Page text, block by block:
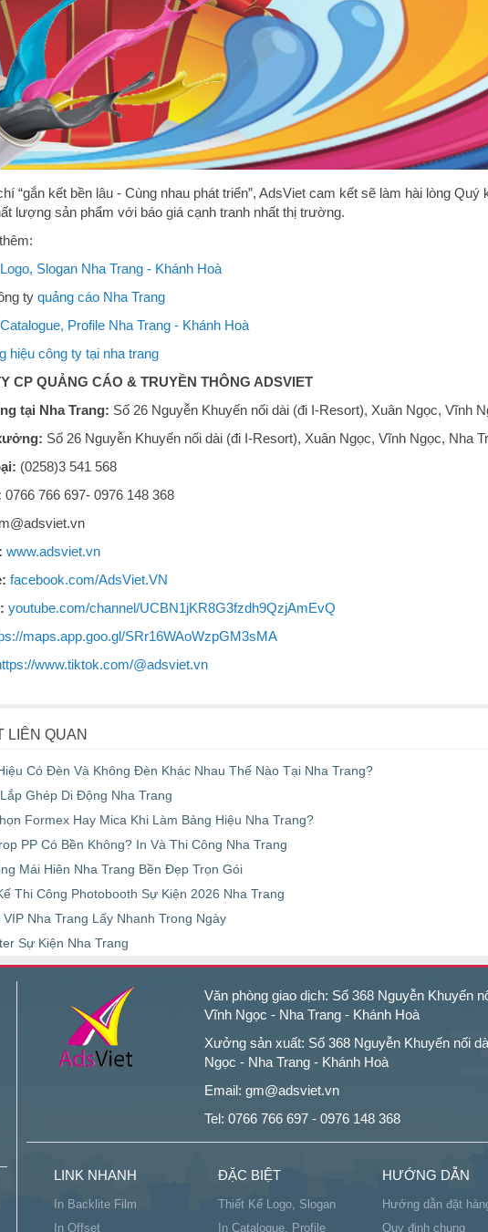
“gắn kết bền lâu - Cùng nhau phát triển”, AdsViet cam kết sẽ làm hài lòng
lượng sản phẩm với báo giá cạnh tranh nhất thị trường.
Slogan Nha Trang - Khánh Hoà
ty quảng cáo Nha Trang
Profile Nha Trang - Khánh Hoà
hiệu công ty tại nha trang
CP QUẢNG CÁO & TRUYỀN THÔNG ADSVIET
tại Nha Trang: Số 26 Nguyễn Khuyến nối dài (đi I-Resort), Xuân Ngọc, Vĩnh
Số 26 Nguyễn Khuyến nối dài (đi I-Resort), Xuân Ngọc, Vĩnh Ngọc, Nha
(0258)3 541 568
0766 766 697- 0976 148 368
www.adsviet.vn
facebook.com/AdsViet.VN
youtube.com/channel/UCBN1jKR8G3fzdh9QzjAmEvQ
maps.app.goo.gl/SRr16WAoWzpGM3sMA
www.tiktok.com/@adsviet.vn
LIÊN QUAN
Có Đèn Và Không Đèn Khác Nhau Thế Nào Tại Nha Trang?
Ghép Di Động Nha Trang
Formex Hay Mica Khi Làm Bảng Hiệu Nha Trang?
PP Có Bền Không? In Và Thi Công Nha Trang
Mái Hiên Nha Trang Bền Đẹp Trọn Gói
Thi Công Photobooth Sự Kiện 2026 Nha Trang
VIP Nha Trang Lấy Nhanh Trong Ngày
Sự Kiện Nha Trang
Văn phòng giao dịch: Số 368 Nguyễn Khuyến
Vĩnh Ngọc - Nha Trang - Khánh Hoà
Xưởng sản xuất: Số 368 Nguyễn Khuyến nối
Ngọc - Nha Trang - Khánh Hoà
Email: gm@adsviet.vn
Tel: 0766 766 697 - 0976 148 368
LINK NHANH
In Backlite Film
In Offset
ĐẶC BIỆT
Thiết Kế Logo, Slogan
In Catalogue, Profile
HƯỚNG DẪN
Hướng dẫn đặt
Quy định chung